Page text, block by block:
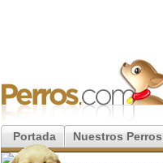
Portada Nuestros Perros